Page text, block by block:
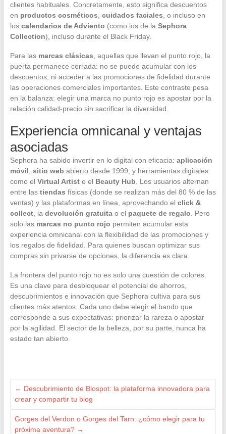
clientes habituales. Concretamente, esto significa descuentos
en productos cosméticos cuidados faciales , o incluso en
los calendarios de Adviento (como los de la Sephora
Collection), incluso durante el Black Friday.
Para las marcas clásicas , aquellas que llevan el punto rojo, la
puerta permanece cerrada: no se puede acumular con los
descuentos, ni acceder a las promociones de fidelidad durante
las operaciones comerciales importantes. Este contraste pesa
en la balanza: elegir una marca no punto rojo es apostar por la
relación calidad-precio sin sacrificar la diversidad.
Experiencia omnicanal y ventajas
asociadas
Sephora ha sabido invertir en lo digital con eficacia: aplicación
móvil sitio web abierto desde 1999, y herramientas digitales
como el Virtual Artisto el Beauty Hub . Los usuarios alternan
entre las tiendas físicas (donde se realizan más del 80 % de las
ventas) y las plataformas en línea, aprovechando el click &
collect, la devolución gratuitao el paquete de regalo . Pero
solo las marcas no punto rojo permiten acumular esta
experiencia omnicanal con la flexibilidad de las promociones y
los regalos de fidelidad. Para quienes buscan optimizar sus
compras sin privarse de opciones, la diferencia es clara.
La frontera del punto rojo no es solo una cuestión de colores.
Es una clave para desbloquear el potencial de ahorros,
descubrimientos e innovación que Sephora cultiva para sus
clientes más atentos. Cada uno debe elegir el bando que
corresponde a sus expectativas: priorizar la rareza o apostar
por la agilidad. El sector de la belleza, por su parte, nunca ha
estado tan abierto.
← Descubrimiento de Blospot: la plataforma innovadora para
crear y compartir tu blog
Gorges del Verdon o Gorges del Tarn: ¿cómo elegir para tu
próxima aventura? →